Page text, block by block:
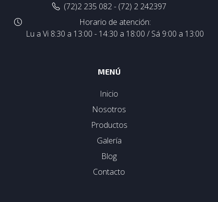
(72)2 235 082 - (72) 2 242397
Horario de atención:
Lu a Vi 8:30 a 13:00 - 14:30 a 18:00 / Sá 9:00 a 13:00
MENÚ
Inicio
Nosotros
Productos
Galería
Blog
Contacto